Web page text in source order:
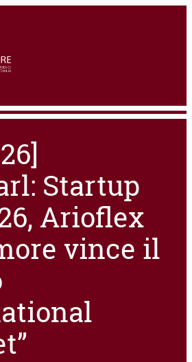
Startup
Arioflex
vince il